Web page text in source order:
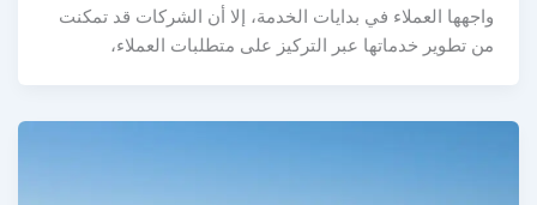
واجهها العملاء في بدايات الخدمة، إلا أن الشركات قد تمكنت
من تطوير خدماتها عبر التركيز على متطلبات العملاء،